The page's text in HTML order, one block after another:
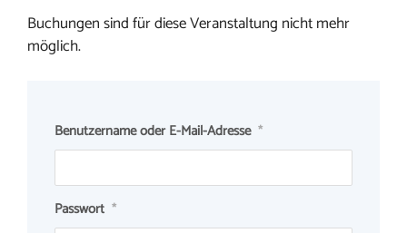
Buchungen sind für diese Veranstaltung nicht mehr
möglich.
Benutzername oder E-Mail-Adresse *
Passwort *